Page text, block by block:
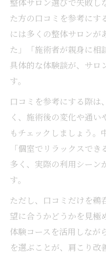
た方の口コミを参考にす
には多くの整体サロンが
た」「施術者が親身に相
具体的な体験談が、サロ
す。
口コミを参考にする際は
く、施術後の変化や通
もチェックしましょう。
「個室でリラックスで
多く、実際の利用シーン
す。
ただし、口コミだけを鵜
望に合うかどうかを見極
体験コースを活用しなが
を選ぶことが、肩こり改